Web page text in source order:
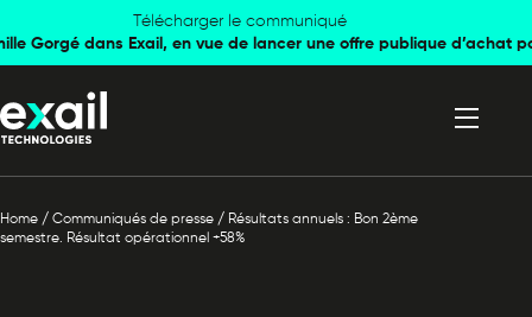
navigation
content
Télécharger le communiqué
Gorgé dans Exail, en vue de lancer une offre publique d’achat
Home / Communiqués de presse / Résultats annuels : Bon 2ème
semestre. Résultat opérationnel +58%